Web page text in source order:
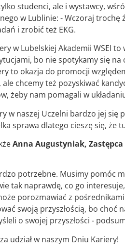
studenci, ale i wystawcy,
w Lublinie: - Wczoraj
i zrobić też EKG.
w Lubelskiej Akademii WSEI
bo nie spotykamy się na
to okazja do promocji
chcemy też pozyskiwać
żeby nam pomagali w
w naszej Uczelni bardzo jej
sprawa dlatego cieszę się, że
Anna Augustyniak,
potrzebne. Musimy pomóc
tak naprawdę, co go
porozmawiać z
swoją przyszłością, bo
o swojej przyszłości -
udział w naszym Dniu Kariery!